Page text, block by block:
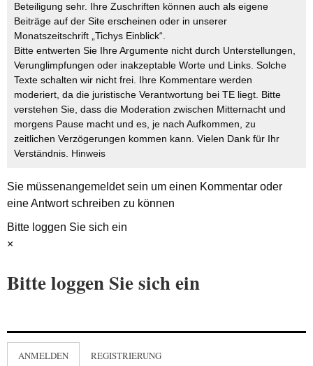
Beteiligung sehr. Ihre Zuschriften können auch als eigene
Beiträge auf der Site erscheinen oder in unserer
Monatszeitschrift „Tichys Einblick“.
Bitte entwerten Sie Ihre Argumente nicht durch Unterstellungen,
Verunglimpfungen oder inakzeptable Worte und Links. Solche
Texte schalten wir nicht frei. Ihre Kommentare werden
moderiert, da die juristische Verantwortung bei TE liegt. Bitte
verstehen Sie, dass die Moderation zwischen Mitternacht und
morgens Pause macht und es, je nach Aufkommen, zu
zeitlichen Verzögerungen kommen kann. Vielen Dank für Ihr
Verständnis. Hinweis
Sie müssenangemeldetsein um einen Kommentar oder
eine Antwort schreiben zu können
Bitte loggen Sie sich ein
×
Bitte loggen Sie sich ein
ANMELDEN REGISTRIERUNG